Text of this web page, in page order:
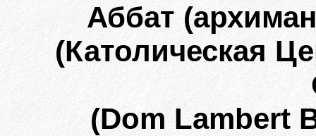
Аббат
(Католическая
(Dom Lambert